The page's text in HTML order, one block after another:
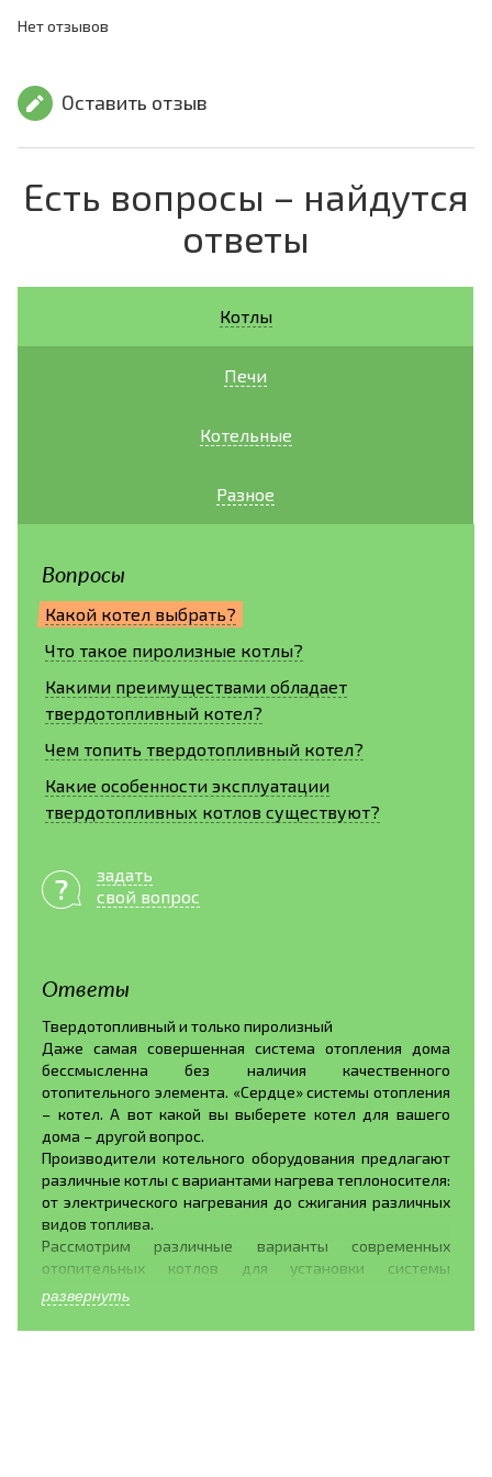
Нет отзывов
Оставить отзыв
Есть вопросы – найдутся
ответы
Котлы
Печи
Котельные
Разное
Вопросы
Какой котел выбрать?
Что такое пиролизные котлы?
Какими преимуществами обладает
твердотопливный котел?
Чем топить твердотопливный котел?
Какие особенности эксплуатации
твердотопливных котлов существуют?
задать
свой вопрос
Ответы
Твердотопливный и только пиролизный
Даже самая совершенная система отопления дома
бессмысленна без наличия качественного
отопительного элемента. «Сердце» системы отопления
– котел. А вот какой вы выберете котел для вашего
дома – другой вопрос.
Производители котельного оборудования предлагают
различные котлы с вариантами нагрева теплоносителя:
от электрического нагревания до сжигания различных
видов топлива.
Рассмотрим различные варианты современных
отопительных котлов для установки системы
отопления дома.
Газовые котлы. Газовое оборудование обладает рядом
достоинств, это- широкое распространение топлива,
развернуть